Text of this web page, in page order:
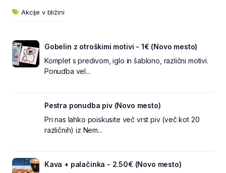
Akcije v bližini
Gobelin z otroškimi motivi - 1€ (Novo mesto)
Komplet s predivom, iglo in šablono, različni motivi.
Ponudba vel...
Pestra ponudba piv (Novo mesto)
Pri nas lahko poiskusite več vrst piv (več kot 20
različnih) iz Nem...
Kava + palačinka - 2.50€ (Novo mesto)